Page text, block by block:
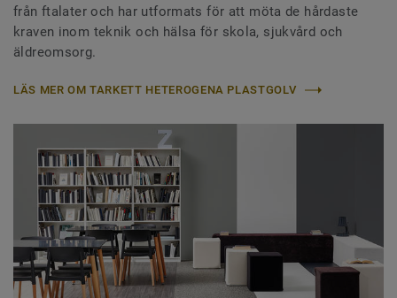
från ftalater och har utformats för att möta de hårdaste
kraven inom teknik och hälsa för skola, sjukvård och
äldreomsorg.
LÄS MER OM TARKETT HETEROGENA PLASTGOLV